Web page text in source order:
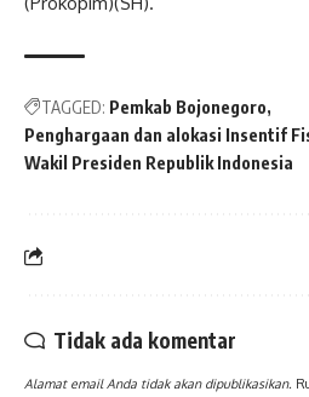
TAGGED: Pemkab Bojonegoro
Penghargaan dan alokasi Insentif
Wakil Presiden Republik Indonesia
Tidak ada komentar
Alamat email Anda tidak akan dipublikasikan.